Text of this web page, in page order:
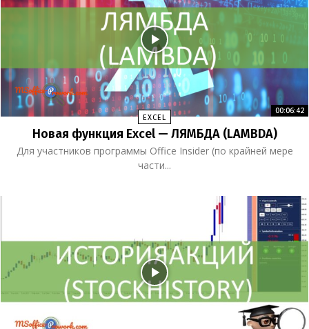
EXCEL
00:06:42
Новая функция Excel — ЛЯМБДА (LAMBDA)
Для участников программы Office Insider (по крайней мере
части...